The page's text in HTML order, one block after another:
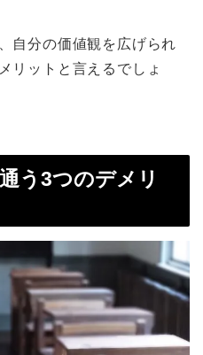
自分の価値観を広げられ
リットと言えるでしょ
う3つのデメリ